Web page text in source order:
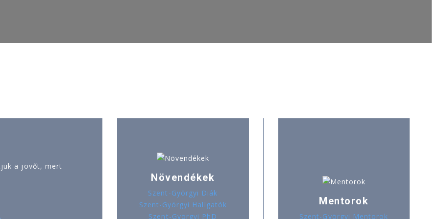
a jövőt, mert
Növendékek
Szent-Györgyi Diák
Szent-Györgyi Hallgatók
Szent-Györgyi PhD
Mentorok
Szent-Györgyi Mentorok